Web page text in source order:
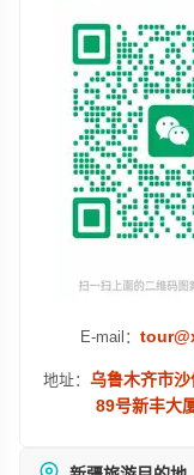
E-mail：
地址： 乌鲁木齐市
89号新丰大